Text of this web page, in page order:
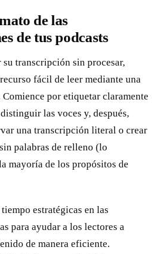
de las
de tus podcasts
su transcripción sin procesar,
fácil de leer mediante una
por etiquetar claramente
las voces y, después,
una transcripción literal o crear
palabras de relleno (lo
mayoría de los propósitos de
estratégicas en las
para ayudar a los lectores a
de manera eficiente.